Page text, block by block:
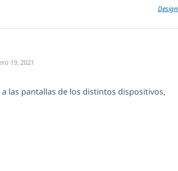
Design
19, 2021
las pantallas de los distintos dispositivos,